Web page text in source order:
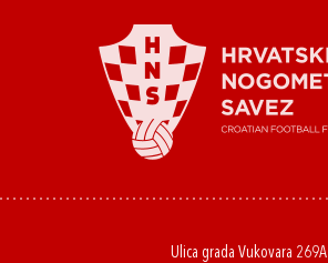
Ulica grada Vukovara 269A